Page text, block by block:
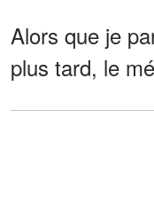
Alors que je
plus tard, le